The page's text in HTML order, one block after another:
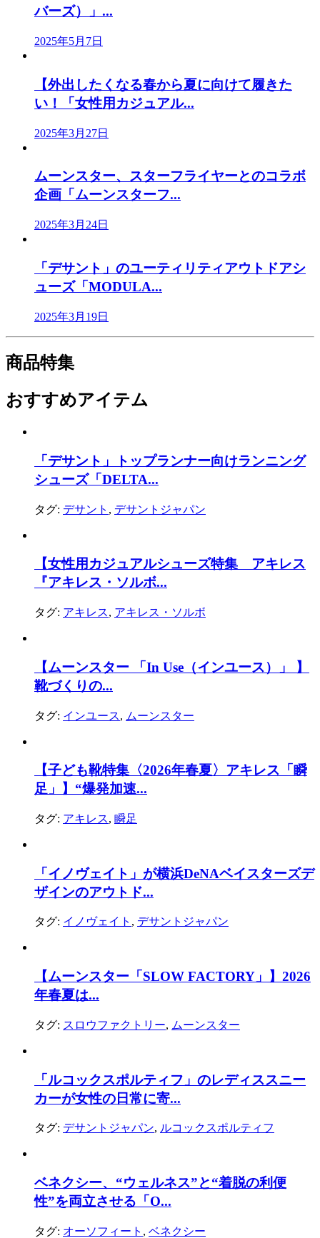
バーズ）」...
2025年5月7日
【外出したくなる春から夏に向けて履きた
い！「女性用カジュアル...
2025年3月27日
ムーンスター、スターフライヤーとのコラボ
企画「ムーンスターフ...
2025年3月24日
「デサント」のユーティリティアウトドアシ
ューズ「MODULA...
2025年3月19日
商品特集
おすすめアイテム
「デサント」トップランナー向けランニング
シューズ「DELTA...
タグ: デサント , デサントジャパン
【女性用カジュアルシューズ特集 アキレス
『アキレス・ソルボ...
タグ: アキレス, アキレス・ソルボ
【ムーンスター 「In Use（インユース）」 】
靴づくりの...
タグ: インユース, ムーンスター
【子ども靴特集〈2026年春夏〉アキレス「瞬
足」】“爆発加速...
タグ: アキレス, 瞬足
「イノヴェイト」が横浜DeNAベイスターズデ
ザインのアウトド...
タグ: イノヴェイト , デサントジャパン
【ムーンスター「SLOW FACTORY」】2026
年春夏は...
タグ: スロウファクトリー, ムーンスター
「ルコックスポルティフ」のレディススニー
カーが女性の日常に寄...
タグ: デサントジャパン, ルコックスポルティフ
ベネクシー、“ウェルネス”と“着脱の利便
性”を両立させる「O...
タグ: オーソフィート , ベネクシー